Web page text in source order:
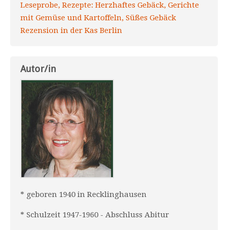
Leseprobe, Rezepte: Herzhaftes Gebäck, Gerichte
mit Gemüse und Kartoffeln, Süßes Gebäck
Rezension in der Kas Berlin
Autor/in
* geboren 1940 in Recklinghausen
* Schulzeit 1947-1960 - Abschluss Abitur